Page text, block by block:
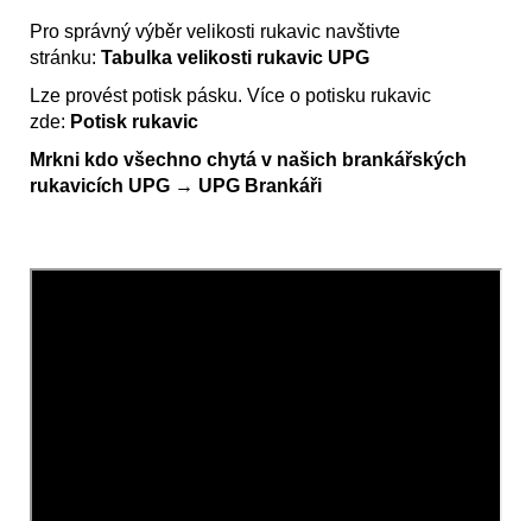
Pro správný výběr velikosti rukavic navštivte
stránku: Tabulka velikosti rukavic UPG
Lze provést potisk pásku. Více o potisku rukavic
zde: Potisk rukavic
Mrkni kdo všechno chytá v našich brankářských
rukavicích UPG → UPG Brankáři